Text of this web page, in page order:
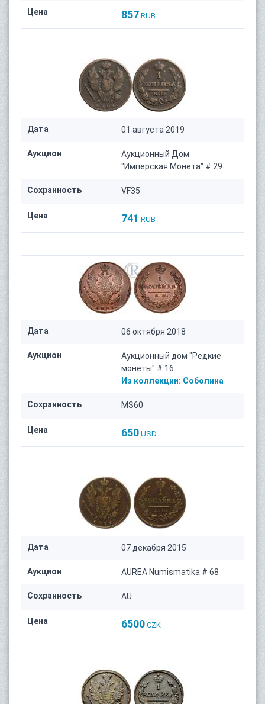
Цена 857 RUB
Дата 01 августа 2019
Аукцион
Аукционный Дом
"Имперская Монета" # 29
Сохранность VF35
Цена 741 RUB
Дата 06 октября 2018
Аукцион
Аукционный дом "Редкие
монеты" # 16
Из коллекции: Соболина
Сохранность MS60
Цена 650 USD
Дата 07 декабря 2015
Аукцион AUREA Numismatika # 68
Сохранность AU
Цена 6500 CZK